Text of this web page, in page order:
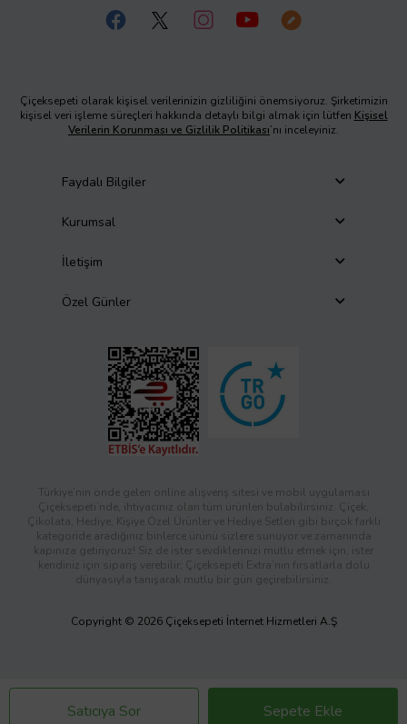
Satıcıya Sor Sepete Ekle
Çiçeksepeti olarak kişisel verilerinizin gizliliğini önemsiyoruz. Şirketimizin
kişisel veri işleme süreçleri hakkında detaylı bilgi almak için lütfen Kişisel
Verilerin Korunması ve Gizlilik Politikası’nı inceleyiniz.
Faydalı Bilgiler
Kurumsal
İletişim
Özel Günler
Türkiye’nin önde gelen online alışveriş sitesi ve mobil uygulaması
Çiçeksepeti’nde, ihtiyacınız olan tüm ürünleri bulabilirsiniz. Çiçek,
Çikolata, Hediye, Kişiye Özel Ürünler ve Hediye Setleri gibi birçok farklı
kategoride aradığınız binlerce ürünü sizlere sunuyor ve zamanında
kapınıza getiriyoruz! Siz de ister sevdiklerinizi mutlu etmek için, ister
kendiniz için sipariş verebilir; Çiçeksepeti Extra’nın fırsatlarla dolu
dünyasıyla tanışarak mutlu bir gün geçirebilirsiniz.
Copyright © 2026 Çiçeksepeti İnternet Hizmetleri A.Ş